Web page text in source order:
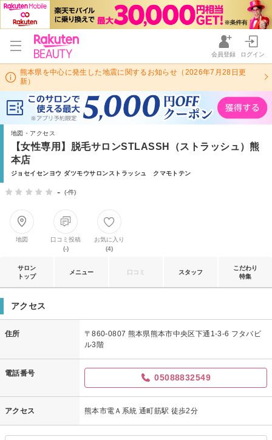
会員登録 ログイン
熊本県を中心に発生した地震に関するお知らせ（2026年7月28日更
新）
地図・アクセス
【女性専用】脱毛サロンSTLASSH（ストラッシュ）熊
本店
ジョセイセンヨウ ダツモウサロンストラッシュ クマモトテン
- (-件)
地図
口コミ投稿
(-)
お気に入り
(4)
サロン
トップ
メニュー 口コミ スタッフ
こだわり
特集
アクセス
住所
〒860-0807 熊本県熊本市中央区下通1-3-6 フタバビ
ル3階
電話番号 05088832549
アクセス 熊本市電Ａ系統 通町筋駅 徒歩2分